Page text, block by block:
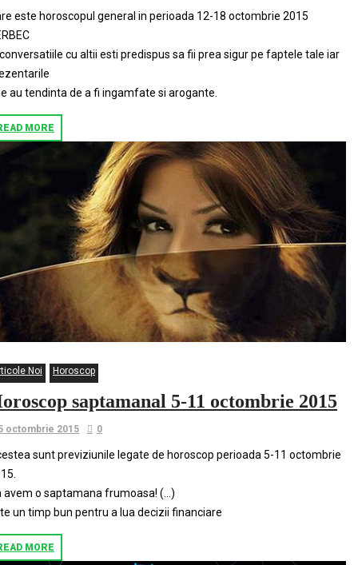
este horoscopul general in perioada 12-18 octombrie 2015
cu altii esti predispus sa fii prea sigur pe faptele tale iar
au tendinta de a fi ingamfate si arogante.
MORE
Noi Horoscop
saptamanal 5-11 octombrie 2015
octombrie 2015 0
sunt previziunile legate de horoscop perioada 5-11 octombrie
avem o saptamana frumoasa! (…)
un timp bun pentru a lua decizii financiare
MORE